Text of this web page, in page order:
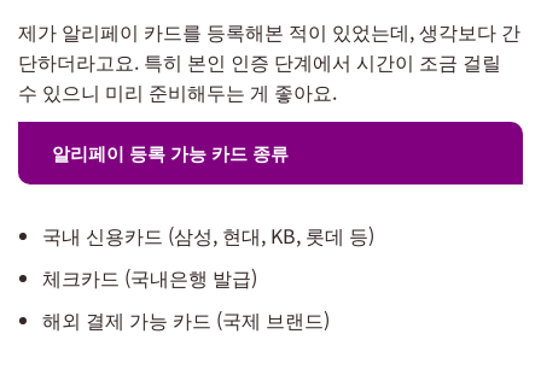
제가 알리페이 카드를 등록해본 적이 있었는데, 생각보다 간
단하더라고요. 특히 본인 인증 단계에서 시간이 조금 걸릴
수 있으니 미리 준비해두는 게 좋아요.
알리페이 등록 가능 카드 종류
국내 신용카드 (삼성, 현대, KB, 롯데 등)
체크카드 (국내은행 발급)
해외 결제 가능 카드 (국제 브랜드)